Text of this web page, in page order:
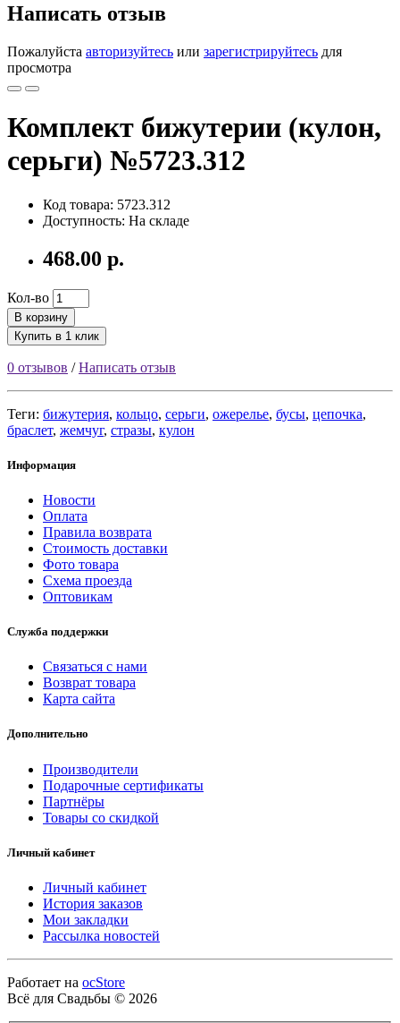
Написать отзыв
Пожалуйста авторизуйтесь или зарегистрируйтесь для
просмотра
Комплект бижутерии (кулон,
серьги) №5723.312
Код товара: 5723.312
Доступность: На складе
468.00 р.
Кол-во
В корзину
Купить в 1 клик
0 отзывов /Написать отзыв
Теги: бижутерия, кольцо, серьги, ожерелье, бусы, цепочка,
браслет, жемчуг, стразы, кулон
Информация
Новости
Оплата
Правила возврата
Стоимость доставки
Фото товара
Схема проезда
Оптовикам
Служба поддержки
Связаться с нами
Возврат товара
Карта сайта
Дополнительно
Производители
Подарочные сертификаты
Партнёры
Товары со скидкой
Личный кабинет
Личный кабинет
История заказов
Мои закладки
Рассылка новостей
Работает на ocStore
Всё для Свадьбы © 2026